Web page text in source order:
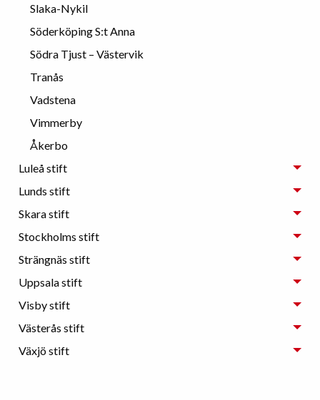
Slaka-Nykil
Söderköping S:t Anna
Södra Tjust – Västervik
Tranås
Vadstena
Vimmerby
Åkerbo
Luleå stift
Lunds stift
Skara stift
Stockholms stift
Strängnäs stift
Uppsala stift
Visby stift
Västerås stift
Växjö stift